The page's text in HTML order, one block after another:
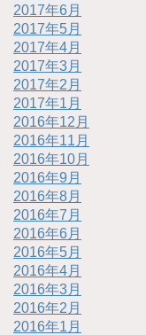
2017年6月
2017年5月
2017年4月
2017年3月
2017年2月
2017年1月
2016年12月
2016年11月
2016年10月
2016年9月
2016年8月
2016年7月
2016年6月
2016年5月
2016年4月
2016年3月
2016年2月
2016年1月